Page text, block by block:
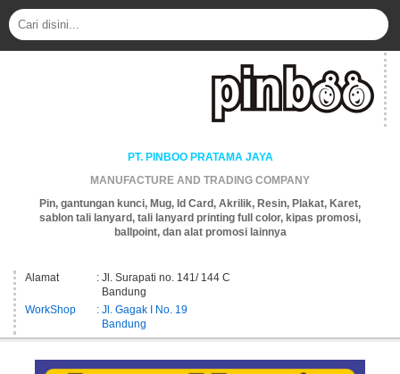
PT. PINBOO PRATAMA JAYA
MANUFACTURE AND TRADING COMPANY
Pin, gantungan kunci, Mug, Id Card, Akrilik, Resin, Plakat, Karet,
sablon tali lanyard, tali lanyard printing full color, kipas promosi,
ballpoint, dan alat promosi lainnya
Alamat
: Jl. Surapati no. 141/ 144 C
Bandung
WorkShop
: Jl. Gagak I No. 19
Bandung